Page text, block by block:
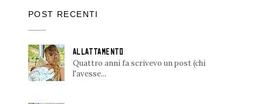
POST RECENTI
ALLATTAMENTO
Quattro anni fa scrivevo un post (chi
l'avesse...